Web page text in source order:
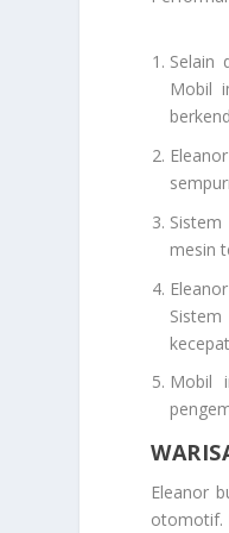
Selain
Mobil
mesin
Mobil
Eleanor
otomotif.